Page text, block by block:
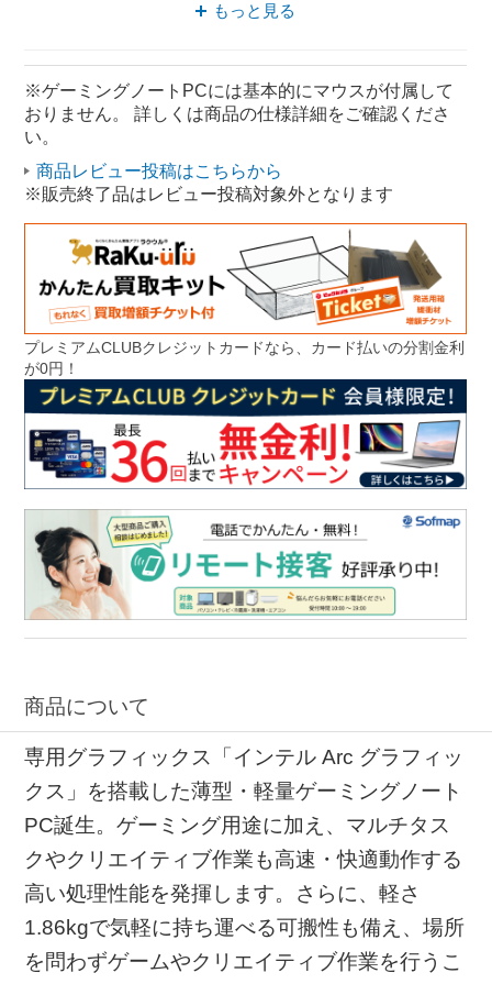
もっと見る
※ゲーミングノートPCには基本的にマウスが付属して
おりません。 詳しくは商品の仕様詳細をご確認くださ
い。
商品レビュー投稿はこちらから
※販売終了品はレビュー投稿対象外となります
プレミアムCLUBクレジットカードなら、カード払いの分割金利
が0円！
商品について
専用グラフィックス「インテル Arc グラフィッ
クス」を搭載した薄型・軽量ゲーミングノート
PC誕生。ゲーミング用途に加え、マルチタス
クやクリエイティブ作業も高速・快適動作する
高い処理性能を発揮します。さらに、軽さ
1.86kgで気軽に持ち運べる可搬性も備え、場所
を問わずゲームやクリエイティブ作業を行うこ